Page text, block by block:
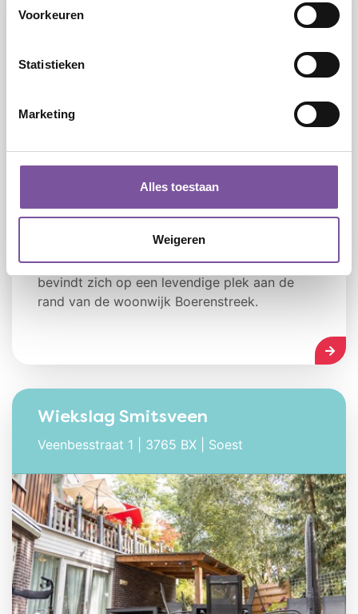
Voorkeuren
Statistieken
Marketing
Alles toestaan
Weigeren
Oude Grachtje 70 | 3763 WK | Soest
Op een markant punt langs de Koningsweg in
Soest ligt Wiekslag Boerenstreek. De locatie
bevindt zich op een levendige plek aan de
rand van de woonwijk Boerenstreek.
Wiekslag Smitsveen
Veenbesstraat 1 | 3765 BX | Soest